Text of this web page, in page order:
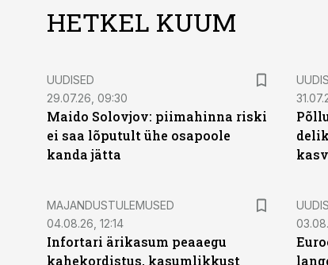
HETKEL KUUM
UUDISED
29.07.26, 09:30
Maido Solovjov: piimahinna riski
ei saa lõputult ühe osapoole
kanda jätta
MAJANDUSTULEMUSED
04.08.26, 12:14
Infortari ärikasum peaaegu
kahekordistus, kasumlikkust